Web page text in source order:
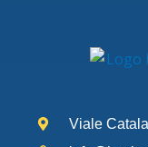
Viale